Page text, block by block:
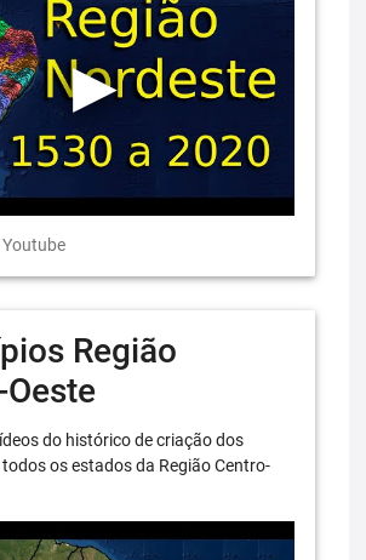
Região
do histórico de criação dos
os estados da Região Centro-